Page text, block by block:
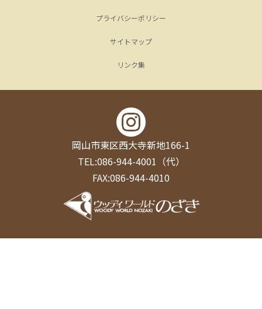
プライバシーポリシー
サイトマップ
リンク集
岡山市東区西大寺新地166-1
TEL:086-944-4001（代）
FAX:086-944-4010